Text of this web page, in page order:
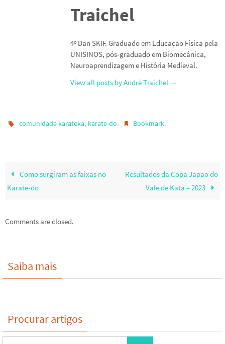
Traichel
4º Dan SKIF. Graduado em Educação Física pela
UNISINOS, pós-graduado em Biomecânica,
Neuroaprendizagem e História Medieval.
View all posts by André Traichel →
comunidade karateka, karate-do. Bookmark.
Como surgiram as faixas no
Karate-do
Resultados da Copa Japão do
Vale de Kata – 2023
Comments are closed.
Saiba mais
Procurar artigos